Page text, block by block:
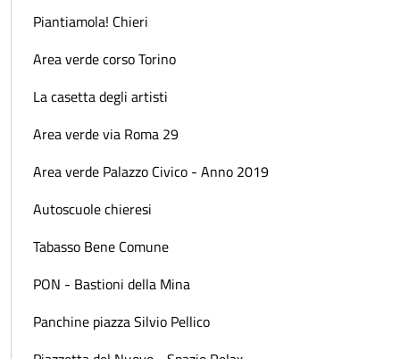
Piantiamola! Chieri
Area verde corso Torino
La casetta degli artisti
Area verde via Roma 29
Area verde Palazzo Civico - Anno 2019
Autoscuole chieresi
Tabasso Bene Comune
PON - Bastioni della Mina
Panchine piazza Silvio Pellico